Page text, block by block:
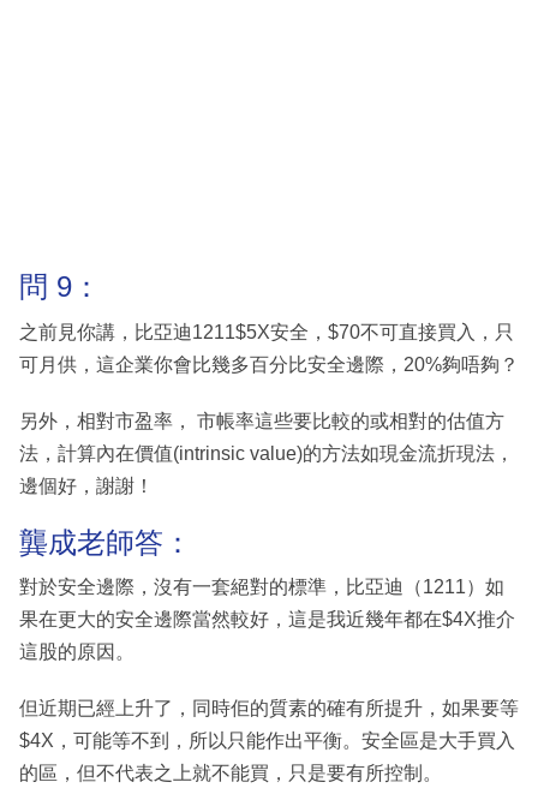
問 9：
之前見你講，比亞迪1211$5X安全，$70不可直接買入，只
可月供，這企業你會比幾多百分比安全邊際，20%夠唔夠？
另外，相對市盈率， 市帳率這些要比較的或相對的估值方
法，計算內在價值(intrinsic value)的方法如現金流折現法，
邊個好，謝謝！
龔成老師答：
對於安全邊際，沒有一套絕對的標準，比亞迪（1211）如
果在更大的安全邊際當然較好，這是我近幾年都在$4X推介
這股的原因。
但近期已經上升了，同時佢的質素的確有所提升，如果要等
$4X，可能等不到，所以只能作出平衡。安全區是大手買入
的區，但不代表之上就不能買，只是要有所控制。